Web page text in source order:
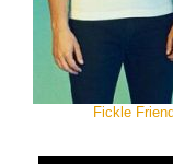
Fickle